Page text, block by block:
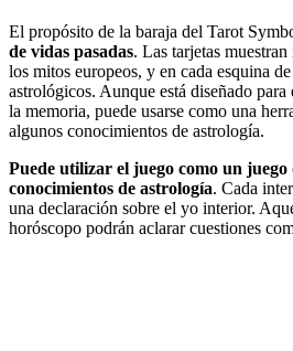
El propósito de la baraja del Tarot
de vidas pasadas. Las tarjetas
los mitos europeos, y en cada esquina
astrológicos. Aunque está diseñado
la memoria, puede usarse como una
algunos conocimientos de astrología.
Puede utilizar el juego como un juego
conocimientos de astrología. Cada
una declaración sobre el yo interior.
horóscopo podrán aclarar cuestiones